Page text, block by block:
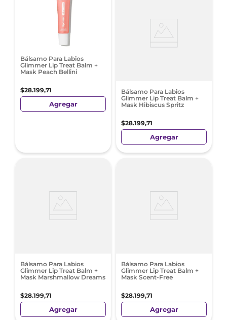
Bálsamo Para Labios
Glimmer Lip Treat Balm +
Mask Peach Bellini
$28.199,71
Agregar
Bálsamo Para Labios
Glimmer Lip Treat Balm +
Mask Hibiscus Spritz
$28.199,71
Agregar
Bálsamo Para Labios
Glimmer Lip Treat Balm +
Mask Marshmallow Dreams
$28.199,71
Agregar
Bálsamo Para Labios
Glimmer Lip Treat Balm +
Mask Scent-Free
$28.199,71
Agregar